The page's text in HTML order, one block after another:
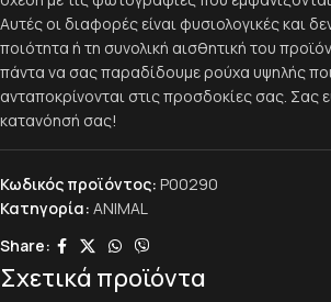
Αυτές οι διαφορές είναι φυσιολογικές και
ποιότητα ή τη συνολική αισθητική του
πάντα να σας παραδίδουμε ρούχα υψηλής
ανταποκρίνονται στις προσδοκίες σας. Σας
κατανόησή σας!
Κωδικός προϊόντος: P00290
Κατηγορία: ANIMAL
Share:
Σχετικά προϊόντα